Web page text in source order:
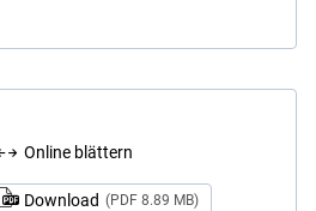
Online blättern
Download (PDF 8.89 MB)